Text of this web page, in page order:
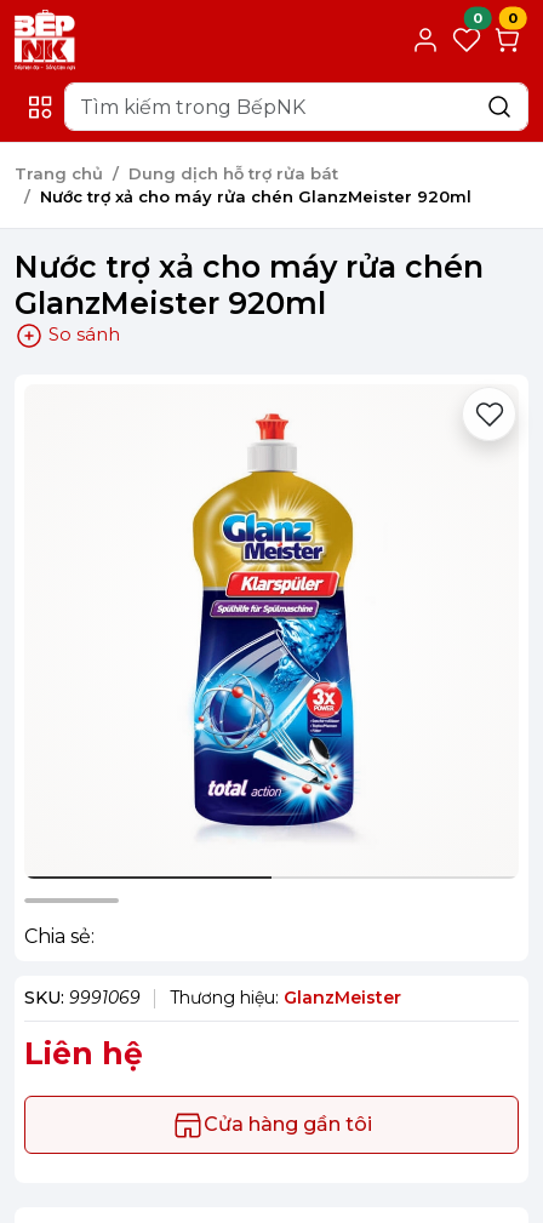
0 0
Trang chủ
Dung dịch hỗ trợ rửa bát
Nước trợ xả cho máy rửa chén GlanzMeister 920ml
Nước trợ xả cho máy rửa chén
GlanzMeister 920ml
So sánh
Chia sẻ:
SKU: 9991069 Thương hiệu: GlanzMeister
Liên hệ
Cửa hàng gần tôi